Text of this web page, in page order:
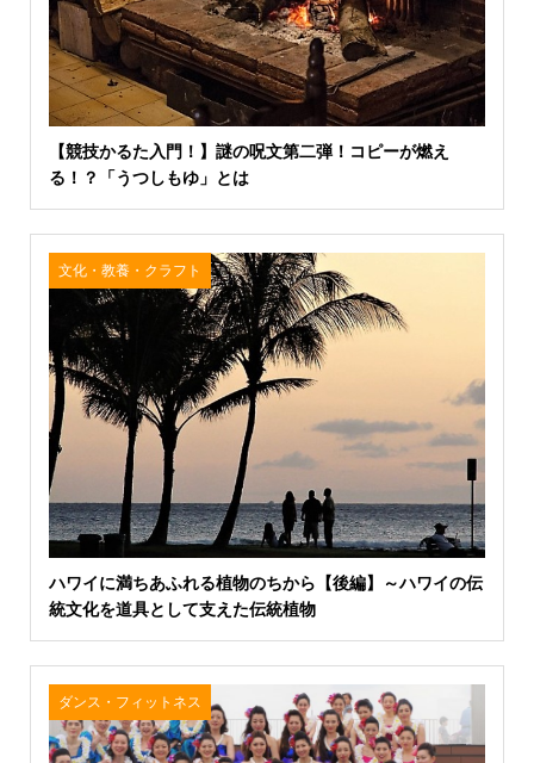
【競技かるた入門！】謎の呪文第二弾！コピーが燃え
る！？「うつしもゆ」とは
文化・教養・クラフト
ハワイに満ちあふれる植物のちから【後編】～ハワイの伝
統文化を道具として支えた伝統植物
ダンス・フィットネス